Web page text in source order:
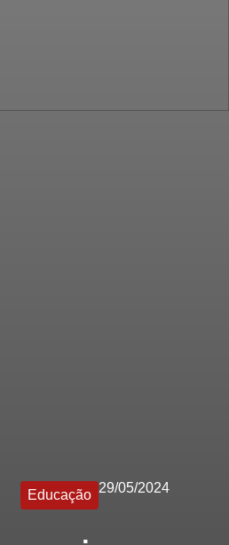
Educação 29/05/2024